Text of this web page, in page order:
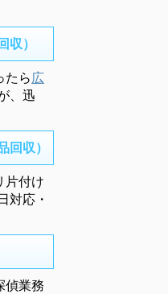
収）
たら広
、迅
回収）
片付け
対応・
偵業務